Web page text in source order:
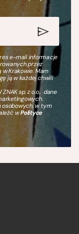
e-mail informacje
przez
w Krakowie. Mam
ją w każdej chwili
sp. z o.o., dane
osobowych, w tym
wPolityce